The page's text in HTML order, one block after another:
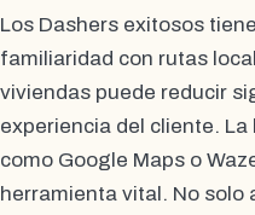
Los Dashers exitosos
familiaridad con rutas
viviendas puede reducir
experiencia del cliente.
como Google Maps o
herramienta vital. No solo